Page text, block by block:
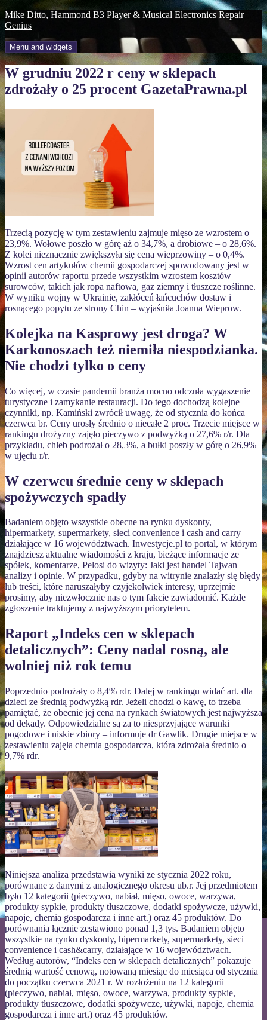
Skip
to
content
Mike Ditto, Hammond B3 Player & Musical Electronics Repair
Genius
Menu and widgets
W grudniu 2022 r ceny w sklepach
zdrożały o 25 procent GazetaPrawna.pl
Trzecią pozycję w tym zestawieniu zajmuje mięso ze wzrostem o
23,9%. Wołowe poszło w górę aż o 34,7%, a drobiowe – o 28,6%.
Z kolei nieznacznie zwiększyła się cena wieprzowiny – o 0,4%.
Wzrost cen artykułów chemii gospodarczej spowodowany jest w
opinii autorów raportu przede wszystkim wzrostem kosztów
surowców, takich jak ropa naftowa, gaz ziemny i tłuszcze roślinne.
W wyniku wojny w Ukrainie, zakłóceń łańcuchów dostaw i
rosnącego popytu ze strony Chin – wyjaśniła Joanna Wieprow.
Kolejka na Kasprowy jest droga? W
Karkonoszach też niemiła niespodzianka.
Nie chodzi tylko o ceny
Co więcej, w czasie pandemii branża mocno odczuła wygaszenie
turystyczne i zamykanie restauracji. Do tego dochodzą kolejne
czynniki, np. Kamiński zwrócił uwagę, że od stycznia do końca
czerwca br. Ceny urosły średnio o niecałe 2 proc. Trzecie miejsce w
rankingu drożyzny zajęło pieczywo z podwyżką o 27,6% r/r. Dla
przykładu, chleb podrożał o 28,3%, a bułki poszły w górę o 26,9%
w ujęciu r/r.
W czerwcu średnie ceny w sklepach
spożywczych spadły
Badaniem objęto wszystkie obecne na rynku dyskonty,
hipermarkety, supermarkety, sieci convenience i cash and carry
działające w 16 województwach. Inwestycje.pl to portal, w którym
znajdziesz aktualne wiadomości z kraju, bieżące informacje ze
spółek, komentarze, Pelosi do wizyty: Jaki jest handel Tajwan
analizy i opinie. W przypadku, gdyby na witrynie znalazły się błędy
lub treści, które naruszałyby czyjekolwiek interesy, uprzejmie
prosimy, aby niezwłocznie nas o tym fakcie zawiadomić. Każde
zgłoszenie traktujemy z najwyższym priorytetem.
Raport „Indeks cen w sklepach
detalicznych”: Ceny nadal rosną, ale
wolniej niż rok temu
Poprzednio podrożały o 8,4% rdr. Dalej w rankingu widać art. dla
dzieci ze średnią podwyżką rdr. Jeżeli chodzi o kawę, to trzeba
pamiętać, że obecnie jej cena na rynkach światowych jest najwyższa
od dekady. Odpowiedzialne są za to niesprzyjające warunki
pogodowe i niskie zbiory – informuje dr Gawlik. Drugie miejsce w
zestawieniu zajęła chemia gospodarcza, która zdrożała średnio o
9,7% rdr.
Niniejsza analiza przedstawia wyniki ze stycznia 2022 roku,
porównane z danymi z analogicznego okresu ub.r. Jej przedmiotem
było 12 kategorii (pieczywo, nabiał, mięso, owoce, warzywa,
produkty sypkie, produkty tłuszczowe, dodatki spożywcze, używki,
napoje, chemia gospodarcza i inne art.) oraz 45 produktów. Do
porównania łącznie zestawiono ponad 1,3 tys. Badaniem objęto
wszystkie na rynku dyskonty, hipermarkety, supermarkety, sieci
convenience i cash&carry, działające w 16 województwach.
Według autorów, “Indeks cen w sklepach detalicznych” pokazuje
średnią wartość cenową, notowaną miesiąc do miesiąca od stycznia
do początku czerwca 2021 r. W rozłożeniu na 12 kategorii
(pieczywo, nabiał, mięso, owoce, warzywa, produkty sypkie,
produkty tłuszczowe, dodatki spożywcze, używki, napoje, chemia
gospodarcza i inne art.) oraz 45 produktów.